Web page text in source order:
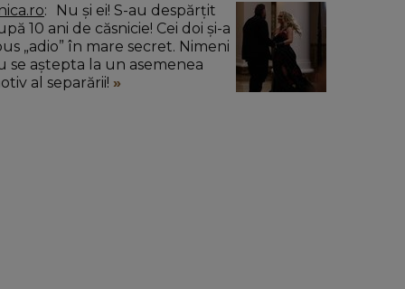
10 ani de căsnicie! Cei doi și-a
„adio” în mare secret. Nimeni
se aștepta la un asemenea
al separării!